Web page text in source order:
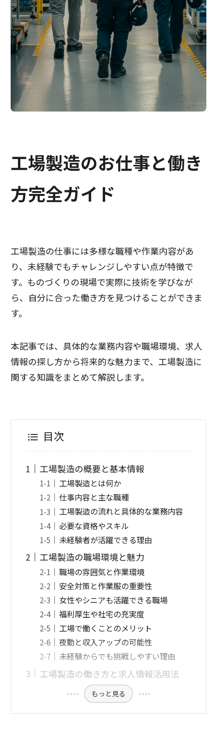
工場製造のお仕事と働き
方完全ガイド
工場製造の仕事には多様な職種や作業内容があ
り、未経験でもチャレンジしやすい点が特徴で
す。ものづくりの現場で実際に技術を学びなが
ら、自分に合った働き方を見つけることができま
す。
本記事では、具体的な業務内容や職場環境、求人
情報の探し方から将来的な魅力まで、工場製造に
関する知識をまとめて解説します。
目次
工場製造の概要と基本情報
工場製造とは何か
仕事内容と主な職種
工場製造の流れと具体的な業務内容
必要な資格やスキル
未経験者が活躍できる理由
工場製造の職場環境と魅力
職場の雰囲気と作業環境
安全対策と作業服の重要性
女性やシニアも活躍できる職場
福利厚生や社宅の充実度
工場で働くことのメリット
夜勤と収入アップの可能性
未経験からでも挑戦しやすい理由
工場製造の働き方と求人情報活用法
もっと見る